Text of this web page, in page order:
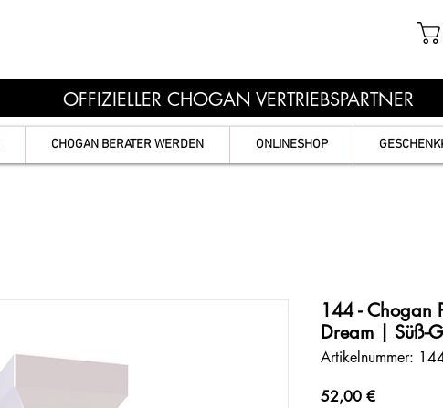
OFFIZIELLER CHOGAN VERTRIEBSPARTNER
CHOGAN BERATER WERDEN ONLINESHOP
144 - Chogan
Dream | Süß-
Artikelnummer:
52,00 €Preis